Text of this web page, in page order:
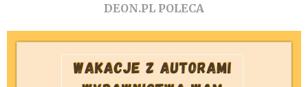
DEON.PL POLECA